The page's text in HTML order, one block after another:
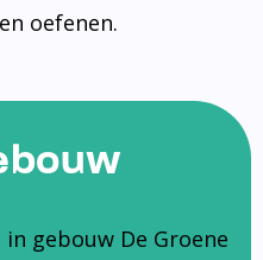
oefenen.
gebouw De Groene